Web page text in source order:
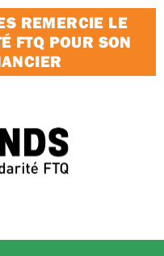
REMERCIE LE
FTQ POUR SON